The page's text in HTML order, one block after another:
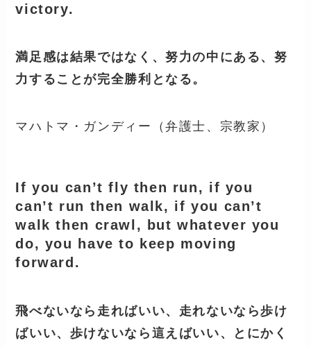
victory.
満足感は結果ではなく、努力の中にある、努
力することが完全勝利となる。
マハトマ・ガンディー（弁護士、宗教家）
If you can’t fly then run, if you
can’t run then walk, if you can’t
walk then crawl, but whatever you
do, you have to keep moving
forward.
飛べないなら走ればいい、走れないなら歩け
ばいい、歩けないなら這えばいい、とにかく